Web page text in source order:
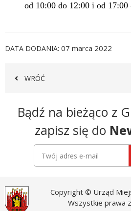
od 10:00 do 12:00 i od 17:00
DATA DODANIA 07 marca 2022
WRÓĆ
Newsletter
Bądź na bieżąco z
zapisz się do
Copyright © Urząd
Wszystkie prawa